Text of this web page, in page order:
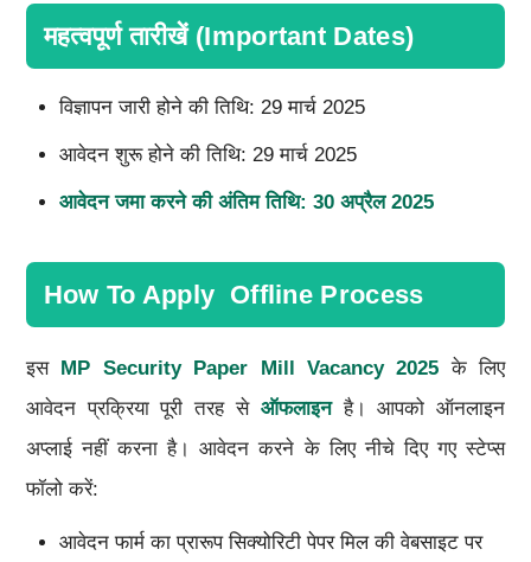
महत्वपूर्ण तारीखें (Important Dates)
विज्ञापन जारी होने की तिथि: 29 मार्च 2025
आवेदन शुरू होने की तिथि: 29 मार्च 2025
आवेदन जमा करने की अंतिम तिथि: 30 अप्रैल 2025
How To Apply Offline Process
इस MP Security Paper Mill Vacancy 2025 के लिए
आवेदन प्रक्रिया पूरी तरह से ऑफलाइनहै। आपको ऑनलाइन
अप्लाई नहीं करना है। आवेदन करने के लिए नीचे दिए गए स्टेप्स
फॉलो करें:
आवेदन फार्म का प्रारूप सिक्योरिटी पेपर मिल की वेबसाइट पर